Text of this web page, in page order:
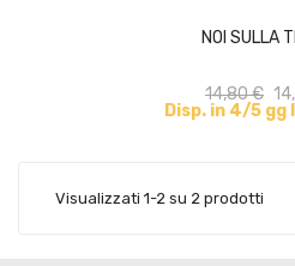
NOI SULLA
14,80 €
Disp. in 4/5
Visualizzati 1-2 su 2 prodotti